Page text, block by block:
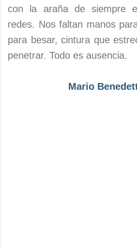
con la araña de siempre
redes. Nos faltan manos
para besar, cintura que
penetrar. Todo es ausencia.
Mario